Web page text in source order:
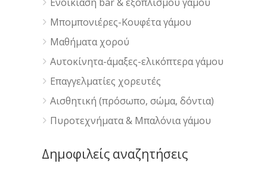
Μπομπονιέρες-Κουφέτα γάμου
Μαθήματα χορού
Αυτοκίνητα-άμαξες-ελικόπτερα γάμου
Επαγγελματίες χορευτές
Αισθητική (πρόσωπο, σώμα, δόντια)
Πυροτεχνήματα & Μπαλόνια γάμου
Δημοφιλείς αναζητήσεις